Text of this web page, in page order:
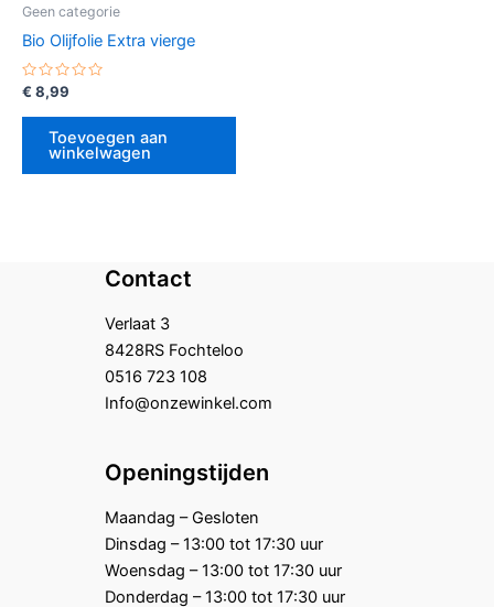
Geen categorie
Bio Olijfolie Extra vierge
Gewaardeerd
uit
€ 8,99
Toevoegen aan
winkelwagen
Contact
Verlaat 3
8428RS Fochteloo
0516 723 108
Info@onzewinkel.com
Openingstijden
Maandag – Gesloten
Dinsdag – 13:00 tot 17:30 uur
Woensdag – 13:00 tot 17:30 uur
Donderdag – 13:00 tot 17:30 uur